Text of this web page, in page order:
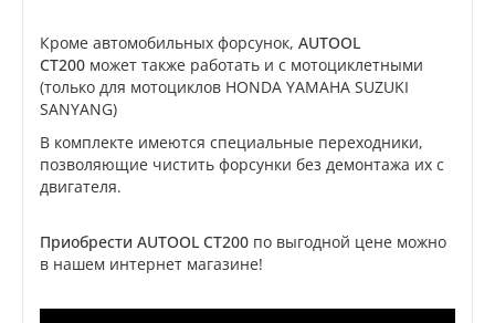
Кроме автомобильных форсунок, AUTOOL
CT200 может также работать и с мотоциклетными
(только для мотоциклов HONDA YAMAHA SUZUKI
SANYANG)
В комплекте имеются специальные переходники,
позволяющие чистить форсунки без демонтажа их с
двигателя.
Приобрести AUTOOL CT200 по выгодной цене можно
в нашем интернет магазине!